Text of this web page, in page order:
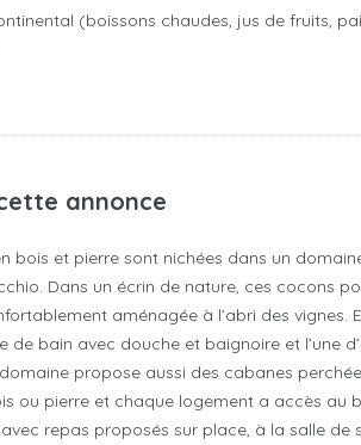
(boissons chaudes, jus de fruits,
annonce
bois et pierre sont nichées dans un
Dans un écrin de nature, ces cocons
aménagée à l’abri des vignes.
de bain avec douche et baignoire et l’une
propose aussi des cabanes
ou pierre et chaque logement a accès au
repas proposés sur place, à la salle